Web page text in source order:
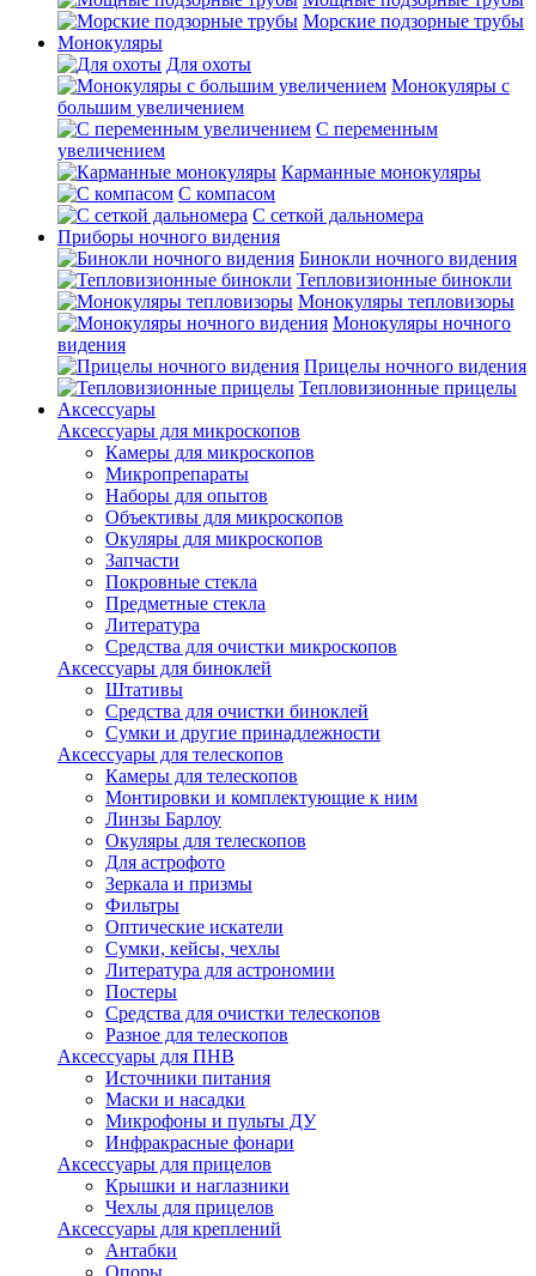
Морские подзорные трубы
Монокуляры
Для охоты
Монокуляры с
большим увеличением
С переменным
увеличением
Карманные монокуляры
С компасом
С сеткой дальномера
Приборы ночного видения
Бинокли ночного видения
Тепловизионные бинокли
Монокуляры тепловизоры
Монокуляры ночного
видения
Прицелы ночного видения
Тепловизионные прицелы
Аксессуары
Аксессуары для микроскопов
Камеры для микроскопов
Микропрепараты
Наборы для опытов
Объективы для микроскопов
Окуляры для микроскопов
Запчасти
Покровные стекла
Предметные стекла
Литература
Средства для очистки микроскопов
Аксессуары для биноклей
Штативы
Средства для очистки биноклей
Сумки и другие принадлежности
Аксессуары для телескопов
Камеры для телескопов
Монтировки и комплектующие к ним
Линзы Барлоу
Окуляры для телескопов
Для астрофото
Зеркала и призмы
Фильтры
Оптические искатели
Сумки, кейсы, чехлы
Литература для астрономии
Постеры
Средства для очистки телескопов
Разное для телескопов
Аксессуары для ПНВ
Источники питания
Маски и насадки
Микрофоны и пульты ДУ
Инфракрасные фонари
Аксессуары для прицелов
Крышки и наглазники
Чехлы для прицелов
Аксессуары для креплений
Антабки
Опоры